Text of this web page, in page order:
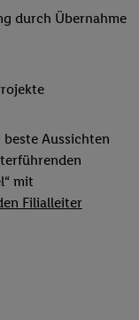
durch Übernahme
Aussichten
mit
Filialleiter